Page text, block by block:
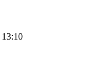
13:10